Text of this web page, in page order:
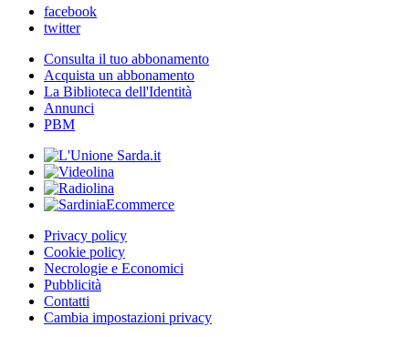
facebook
twitter
Consulta il tuo abbonamento
Acquista un abbonamento
La Biblioteca dell'Identità
Annunci
PBM
Privacy policy
Cookie policy
Necrologie e Economici
Pubblicità
Contatti
Cambia impostazioni privacy